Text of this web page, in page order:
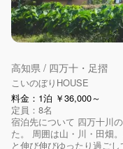
高知県 / 四万十・足摺
こいのぼりHOUSE
料金：1泊 ￥36,000～
定員：8名
宿泊先について 四万十川
た。 周囲は山・川・田畑
と伸び伸びゆったり過ご